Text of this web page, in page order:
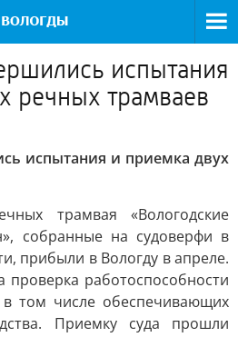
испытания
речных трамваев
испытания и приемка двух
трамвая «Вологодские
собранные на судоверфи в
прибыли в Вологду в апреле.
работоспособности
в том числе обеспечивающих
Приемку суда прошли